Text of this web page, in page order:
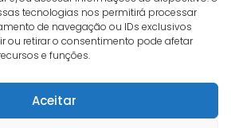
tecnologias nos permitirá processar
de navegação ou IDs exclusivos
ou retirar o consentimento pode afetar
e funções.
Aceitar
ação é superior ao preço de
Por exemplo, se a ação da VALE
40,00, todas as opções com
VALEA36, VALEA34, etc. Quanto
for a opção, mais caro ela será